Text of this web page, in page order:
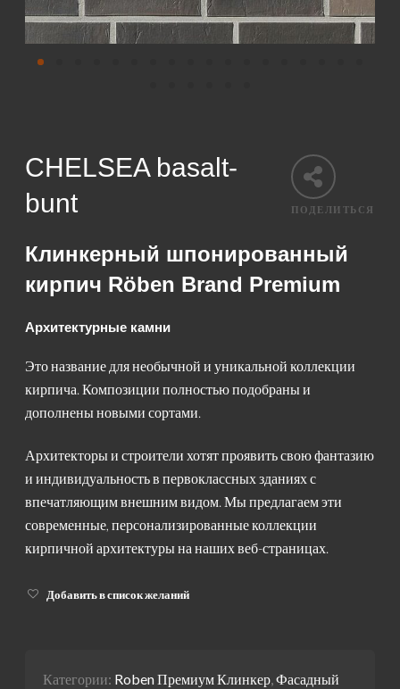
ПОДЕЛИТЬСЯ
CHELSEA basalt-
bunt
Клинкерный шпонированный
кирпич Röben Brand Premium
Архитектурные камни
Это название для необычной и уникальной коллекции
кирпича. Композиции полностью подобраны и
дополнены новыми сортами.
Архитекторы и строители хотят проявить свою фантазию
и индивидуальность в первоклассных зданиях с
впечатляющим внешним видом. Мы предлагаем эти
современные, персонализированные коллекции
кирпичной архитектуры на наших веб-страницах.
Добавить в список желаний
Категории: Roben Премиум Клинкер,Фасадный